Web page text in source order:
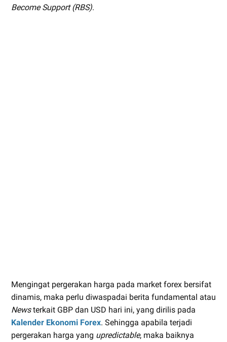
Become Support (RBS).
Mengingat pergerakan harga pada market forex bersifat
dinamis, maka perlu diwaspadai berita fundamental atau
Newsterkait GBP dan USD hari ini, yang dirilis pada
Kalender Ekonomi Forex. Sehingga apabila terjadi
pergerakan harga yang upredictable, maka baiknya